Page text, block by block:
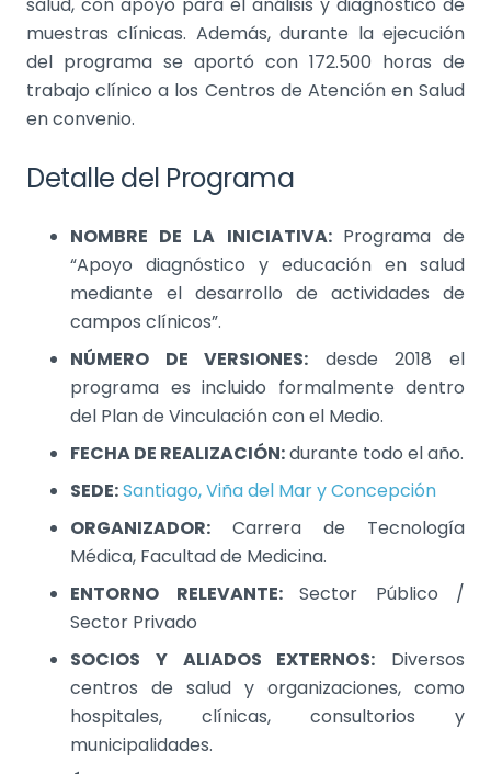
salud, con apoyo para el análisis y diagnóstico de
muestras clínicas. Además, durante la ejecución
del programa se aportó con 172.500 horas de
trabajo clínico a los Centros de Atención en Salud
en convenio.
Detalle del Programa
NOMBRE DE LA INICIATIVA: Programa de
“Apoyo diagnóstico y educación en salud
mediante el desarrollo de actividades de
campos clínicos”.
NÚMERO DE VERSIONES: desde 2018 el
programa es incluido formalmente dentro
del Plan de Vinculación con el Medio.
FECHA DE REALIZACIÓN:durante todo el año.
SEDE:Santiago, Viña del Mar y Concepción
ORGANIZADOR: Carrera de Tecnología
Médica, Facultad de Medicina.
ENTORNO RELEVANTE: Sector Público /
Sector Privado
SOCIOS Y ALIADOS EXTERNOS: Diversos
centros de salud y organizaciones, como
hospitales, clínicas, consultorios y
municipalidades.